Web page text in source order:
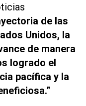
de las
Unidos, la
de manera
logrado el
pacífica y la